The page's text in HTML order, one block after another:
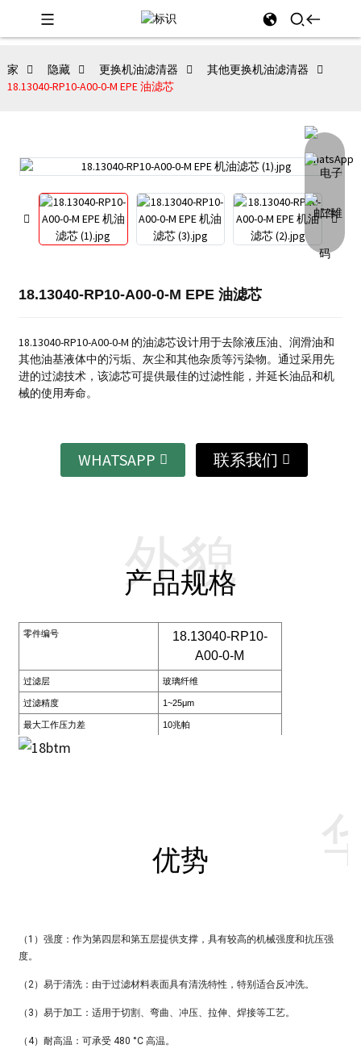
家 隐藏 更换机油滤清器
其他更换机油滤清器
18.13040-RP10-A00-0-M EPE 油滤芯
18.13040-RP10-A00-0-M EPE 油滤芯
18.13040-RP10-A00-0-M 的油滤芯设计用于去除液压油、润滑油和
其他油基液体中的污垢、灰尘和其他杂质等污染物。 通过采用先
进的过滤技术，该滤芯可提供最佳的过滤性能，并延长油品和机
械的使用寿命。
WHATSAPP 联系我们
产品规格
外貌
零件编号
18.13040-RP10-
A00-0-M
过滤层 玻璃纤维
过滤精度 1~25μm
最大工作压力差 10兆帕
优势
（1）强度：作为第四层和第五层提供支撑，具有较高的机械强度和抗压强
度。
（2）易于清洗：由于过滤材料表面具有清洗特性，特别适合反冲洗。
（3）易于加工：适用于切割、弯曲、冲压、拉伸、焊接等工艺。
（4）耐高温：可承受 480 °C 高温。